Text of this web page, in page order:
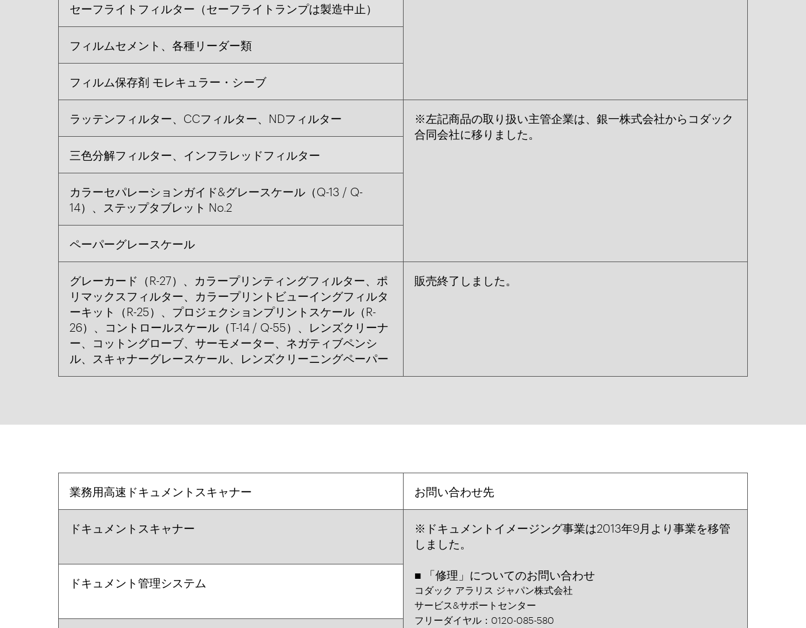
セーフライトフィルター（セーフライトランプは製造中止）
フィルムセメント、各種リーダー類
フィルム保存剤 モレキュラー・シーブ
ラッテンフィルター、CCフィルター、NDフィルター
※左記商品の取り扱い主管企業は、銀一株式会社からコダック
合同会社に移りました。
三色分解フィルター、インフラレッドフィルター
カラーセパレーションガイド&グレースケール（Q-13 / Q-
14）、ステップタブレット No.2
ペーパーグレースケール
グレーカード（R-27）、カラープリンティングフィルター、ポ
リマックスフィルター、カラープリントビューイングフィルタ
ーキット（R-25）、プロジェクションプリントスケール（R-
26）、コントロールスケール（T-14 / Q-55）、レンズクリーナ
ー、コットングローブ、サーモメーター、ネガティブペンシ
ル、スキャナーグレースケール、レンズクリーニングペーパー
販売終了しました。
業務用高速ドキュメントスキャナー お問い合わせ先
ドキュメントスキャナー
※ドキュメントイメージング事業は2013年9月より事業を移管
しました。
■ 「修理」についてのお問い合わせ
コダック アラリス ジャパン株式会社
サービス&サポートセンター
フリーダイヤル：0120-085-580
ドキュメント管理システム